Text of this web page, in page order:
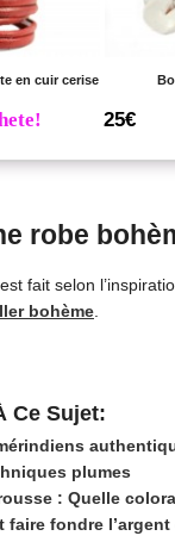
en cuir cerise
25€
robe
fait selon
bohème
Ce Sujet:
plumes
: Quelle
faire fondre